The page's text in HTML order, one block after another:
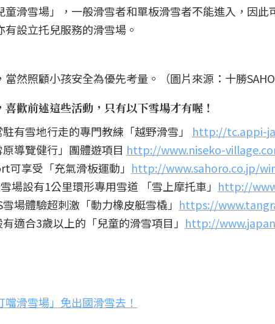
滑雪場」，一般滑雪者和單板滑雪者不能進入，因
設立托兒服務的滑雪場。
然照顧小孩安全為優先考量。（圖片來源：十勝
歡前述這些活動，只有以下雪場才有喔！
有雪地行走的專門教練「越野滑雪」 http://tc.appi-
導覽健行」團體遊項目 http://www.niseko-
可享受「充氣滑板運動」 http://www.sahoro.co.jp/
場設有1公里環形專用雪道 「雪上摩托車」 http://
場體驗超刺激「動力橡皮艇雪橇」 https://
適合3歲以上的「兒童的滑雪項目」 http://
滑雪場」免出國滑雪去！